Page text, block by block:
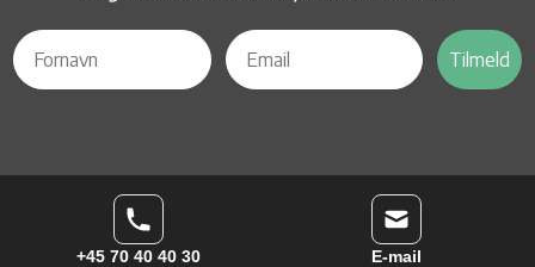
Tilmeld
+45 70 40 40 30 E-mail